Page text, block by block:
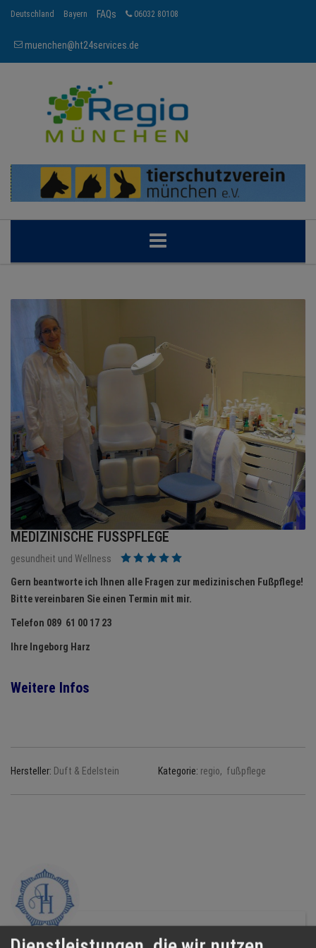
Deutschland Bayern FAQs 06032 80108
muenchen@ht24services.de
BRANCHEN
NEWS
ANGEBOTE
JOBS
MEDIEN
KONTAKT
MEDIZINISCHE FUSSPFLEGE
gesundheit und Wellness
Gern beantworte ich Ihnen alle Fragen zur medizinischen Fußpflege!
Bitte vereinbaren Sie einen Termin mit mir.
Telefon 089 61 00 17 23
Ihre Ingeborg Harz
Weitere Infos
Hersteller: Duft & Edelstein Kategorie: regio, fußpflege
Duft & Edelstein